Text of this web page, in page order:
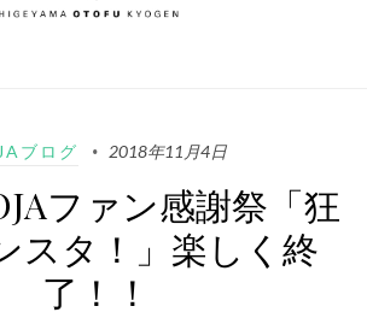
ブログ 2018年11月4日
ファン感謝祭「狂
スタ！」楽しく終
了！！